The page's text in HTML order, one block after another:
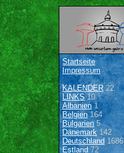
Startseite
Impressum
KALENDER22
LINKS10
Albanien1
Belgien164
Bulgarien 5
Dänemark142
Deutschland 1686
Estland 72